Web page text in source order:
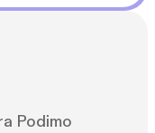
Podimo